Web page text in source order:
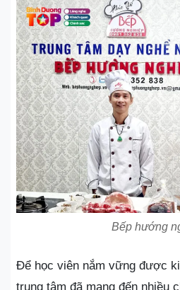
Bếp hướng
Để học viên nắm vững được
trung tâm đã mang đến nhiều